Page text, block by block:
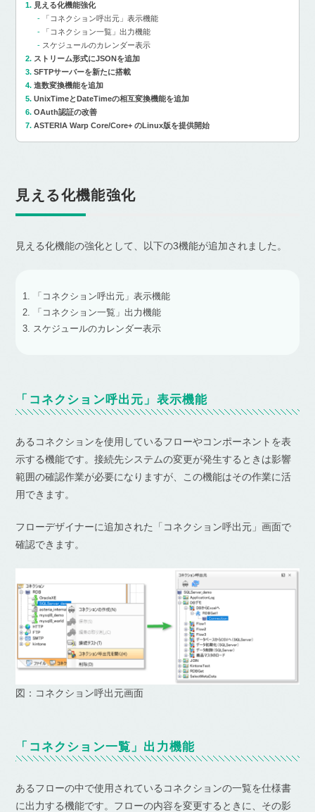
見える化機能強化
「コネクション呼出元」表示機能
「コネクション一覧」出力機能
スケジュールのカレンダー表示
ストリーム形式にJSONを追加
SFTPサーバーを新たに搭載
進数変換機能を追加
UnixTimeとDateTimeの相互変換機能を追加
OAuth認証の改善
ASTERIA Warp Core/Core+ のLinux版を提供開始
見える化機能強化
見える化機能の強化として、以下の3機能が追加されました。
「コネクション呼出元」表示機能
「コネクション一覧」出力機能
スケジュールのカレンダー表示
「コネクション呼出元」表示機能
あるコネクションを使用しているフローやコンポーネントを表
示する機能です。接続先システムの変更が発生するときは影響
範囲の確認作業が必要になりますが、この機能はその作業に活
用できます。
フローデザイナーに追加された「コネクション呼出元」画面で
確認できます。
図：コネクション呼出元画面
「コネクション一覧」出力機能
あるフローの中で使用されているコネクションの一覧を仕様書
に出力する機能です。フローの内容を変更するときに、その影